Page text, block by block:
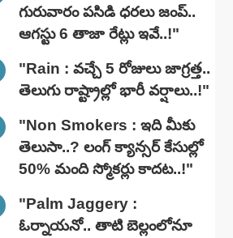
గురువారం పసిడి ధరలు జంప్..
ఆగస్టు 6 తాజా రేట్లు ఇవే..!"
"Rain : వచ్చే 5 రోజులు జాగ్రత్త..
తెలుగు రాష్ట్రాల్లో భారీ వ‌ర్షాలు..!"
"Non Smokers : ఇది మీకు
తెలుసా..? లంగ్ క్యాన్సర్ కేసుల్లో
50% మంది స్మోకర్లు కాదట..!"
"Palm Jaggery :
ఓర్నాయనో.. తాటి బెల్లంలోనూ